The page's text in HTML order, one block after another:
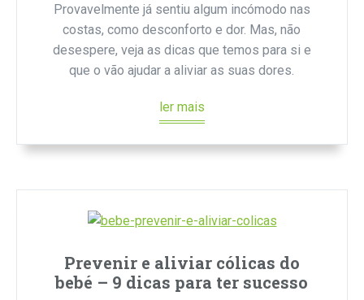
Provavelmente já sentiu algum incómodo nas
costas, como desconforto e dor. Mas, não
desespere, veja as dicas que temos para si e
que o vão ajudar a aliviar as suas dores.
ler mais
Prevenir e aliviar cólicas do
bebé – 9 dicas para ter sucesso